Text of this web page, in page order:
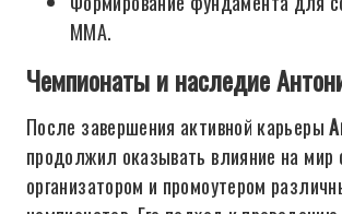
ММА.
Чемпионаты и наследие
После завершения активной карьеры
продолжил оказывать влияние на мир
организатором и промоутером